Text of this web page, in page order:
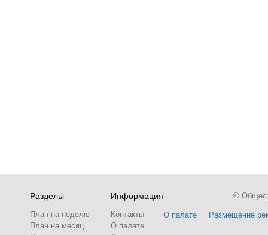
Разделы
План на неделю
План на месяц
Информация
Контакты
О палате
О палате Размещение
©